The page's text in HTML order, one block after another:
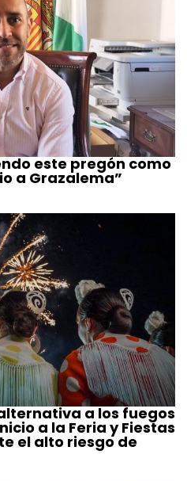
este pregón como
a Grazalema”
a los fuegos
a la Feria y Fiestas
el alto riesgo de